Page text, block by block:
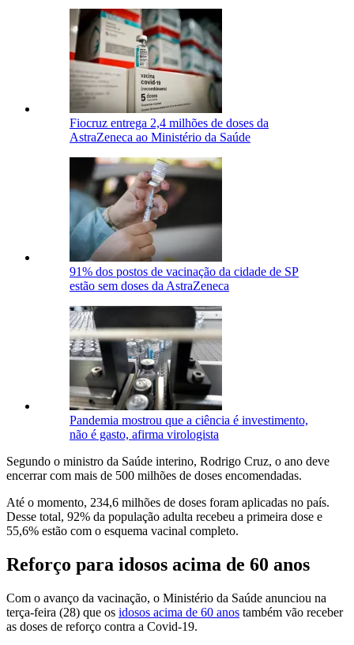
Fiocruz entrega 2,4 milhões de doses da
AstraZeneca ao Ministério da Saúde
91% dos postos de vacinação da cidade de SP
estão sem doses da AstraZeneca
Pandemia mostrou que a ciência é investimento,
não é gasto, afirma virologista
Segundo o ministro da Saúde interino, Rodrigo Cruz, o ano deve
encerrar com mais de 500 milhões de doses encomendadas.
Até o momento, 234,6 milhões de doses foram aplicadas no país.
Desse total, 92% da população adulta recebeu a primeira dose e
55,6% estão com o esquema vacinal completo.
Reforço para idosos acima de 60 anos
Com o avanço da vacinação, o Ministério da Saúde anunciou na
terça-feira (28) que os idosos acima de 60 anos também vão receber
as doses de reforço contra a Covid-19.